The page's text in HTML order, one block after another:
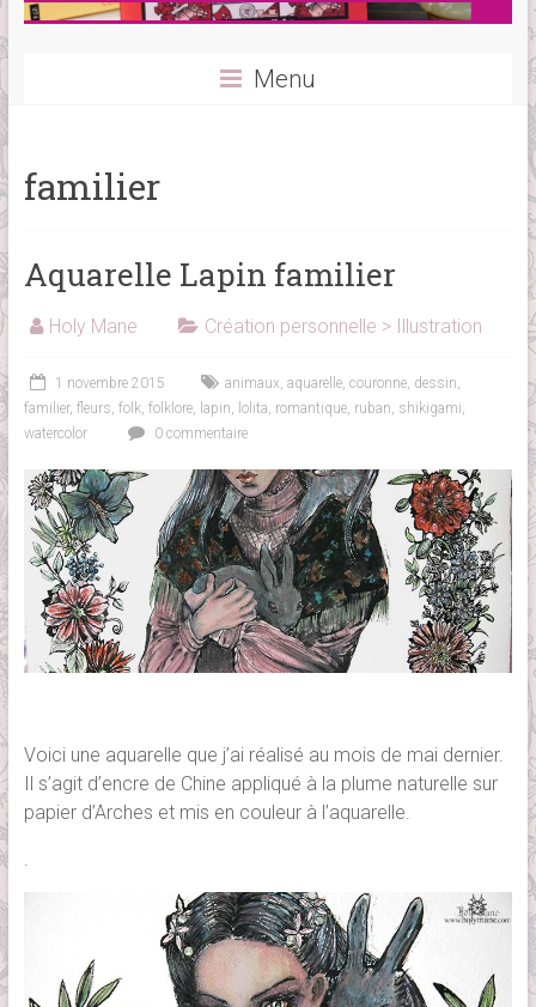
Menu
familier
Aquarelle Lapin familier
Holy Mane Création personnelle > Illustration
1 novembre 2015 animaux, aquarelle, couronne, dessin,
familier, fleurs, folk, folklore, lapin, lolita, romantique, ruban, shikigami,
watercolor
0 commentaire
Voici une aquarelle que j’ai réalisé au mois de mai dernier.
Il s’agit d’encre de Chine appliqué à la plume naturelle sur
papier d’Arches et mis en couleur à l’aquarelle.
.